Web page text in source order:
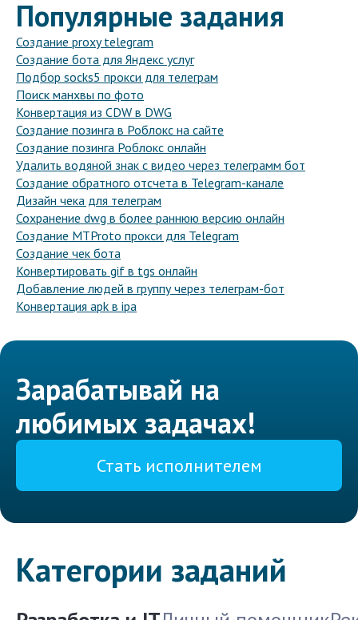
Популярные задания
Создание proxy telegram
Создание бота для Яндекс услуг
Подбор socks5 прокси для телеграм
Поиск манхвы по фото
Конвертация из CDW в DWG
Создание позинга в Роблокс на сайте
Создание позинга Роблокс онлайн
Удалить водяной знак с видео через телеграмм бот
Создание обратного отсчета в Telegram-канале
Дизайн чека для телеграм
Сохранение dwg в более раннюю версию онлайн
Создание MTProto прокси для Telegram
Создание чек бота
Конвертировать gif в tgs онлайн
Добавление людей в группу через телеграм-бот
Конвертация apk в ipa
Зарабатывай на
любимых задачах!
Стать исполнителем
Категории заданий